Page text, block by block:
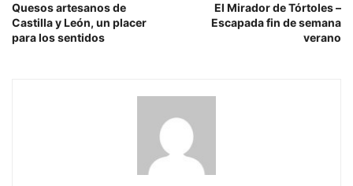
Quesos artesanos de
Castilla y León, un placer
para los sentidos
El Mirador de Tórtoles –
Escapada fin de semana
verano